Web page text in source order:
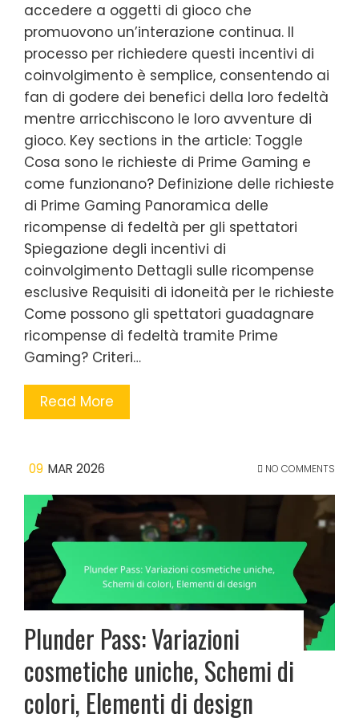
accedere a oggetti di gioco che
promuovono un’interazione continua. Il
processo per richiedere questi incentivi di
coinvolgimento è semplice, consentendo ai
fan di godere dei benefici della loro fedeltà
mentre arricchiscono le loro avventure di
gioco. Key sections in the article: Toggle
Cosa sono le richieste di Prime Gaming e
come funzionano? Definizione delle richieste
di Prime Gaming Panoramica delle
ricompense di fedeltà per gli spettatori
Spiegazione degli incentivi di
coinvolgimento Dettagli sulle ricompense
esclusive Requisiti di idoneità per le richieste
Come possono gli spettatori guadagnare
ricompense di fedeltà tramite Prime
Gaming? Criteri…
Read More
09 MAR 2026 NO COMMENTS
Plunder Pass: Variazioni
cosmetiche uniche, Schemi di
colori, Elementi di design